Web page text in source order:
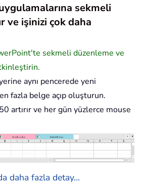
sekmeli
ve işinizi çok daha
sekmeli düzenleme ve
aynı pencerede yeni
fazla belge açıp oluşturun.
artırır ve her gün yüzlerce mouse
daha fazla detay...